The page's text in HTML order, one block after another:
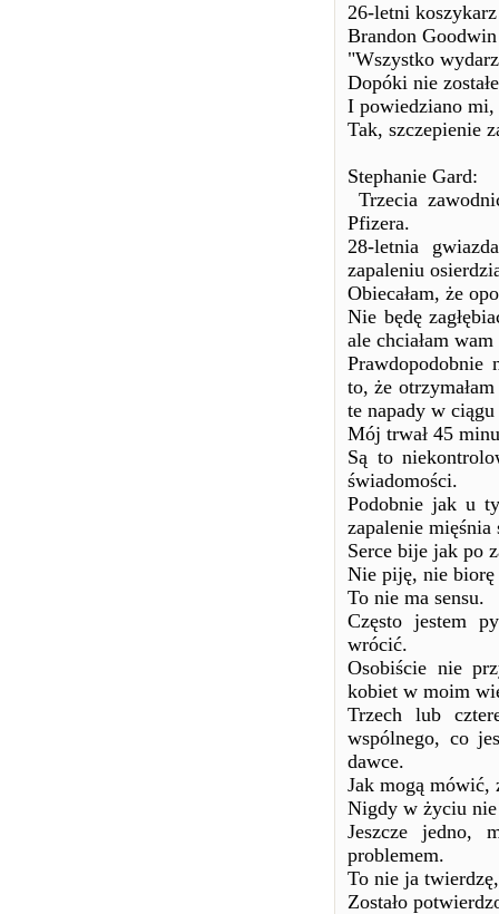
26-letni
Brandon
"Wszystko
Dopóki nie
I powiedziano
Tak, szczepienie
Stephanie Gard:
Trzecia
Pfizera.
28-letnia
zapaleniu
Obiecałam, że
Nie będę
ale chciałam
Prawdopodobnie
to, że
te napady w
Mój trwał 45
Są to
świadomości.
Podobnie jak u
zapalenie mięśnia
Serce bije jak po
Nie piję, nie
To nie ma sensu.
Często jestem
wrócić.
Osobiście nie
kobiet w moim
Trzech lub
wspólnego, co
dawce.
Jak mogą
Nigdy w życiu nie
Jeszcze jedno,
problemem.
To nie ja
Zostało